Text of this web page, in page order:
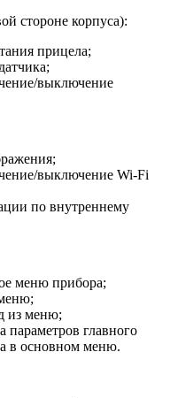
стороне корпуса):
прицела;
выключение
выключение Wi-Fi
по внутреннему
меню прибора;
из меню;
параметров главного
в основном меню.